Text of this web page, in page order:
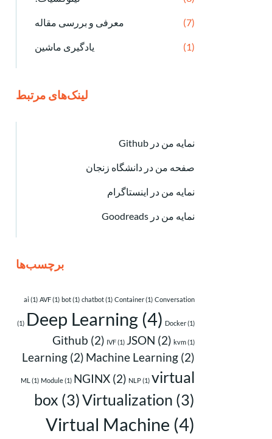
معرفی و بررسی مقاله (7)
یادگیری ماشین (1)
لینک‌های مرتبط
نمایه من در Github
صفحه من در دانشگاه زنجان
نمایه من در اینستاگرام
نمایه من در Goodreads
برچسب‌ها
ai (1) AVF(1) bot(1) chatbot(1) Container(1) Conversation
(1) Deep Learning (4) Docker(1)
Github (2) IVF(1) JSON (2) kvm(1)
Learning (2) Machine Learning (2)
ML (1) Module(1) NGINX (2) NLP(1) virtual
box (3)Virtualization (3)
Virtual Machine (4)